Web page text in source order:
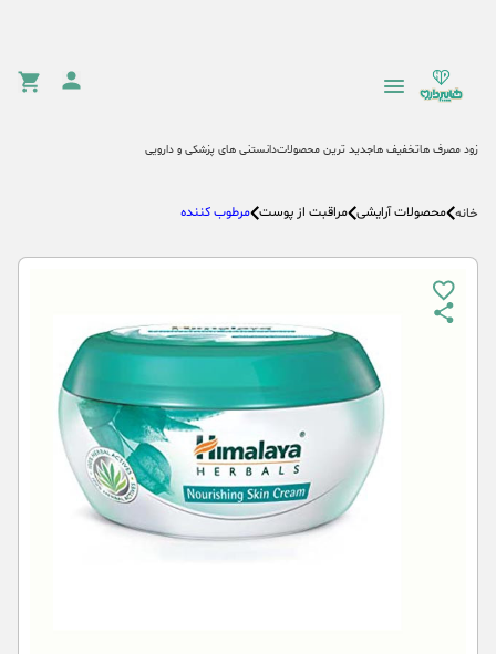
زود مصرف هاتخفیف هاجدید ترین محصولاتدانستنی های پزشکی و دارویی
خانه محصولات آرایشی مراقبت از پوست مرطوب کننده